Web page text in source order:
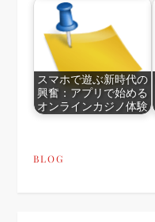
スマホで遊ぶ新時代の
興奮：アプリで始める
オンラインカジノ体験
BLOG